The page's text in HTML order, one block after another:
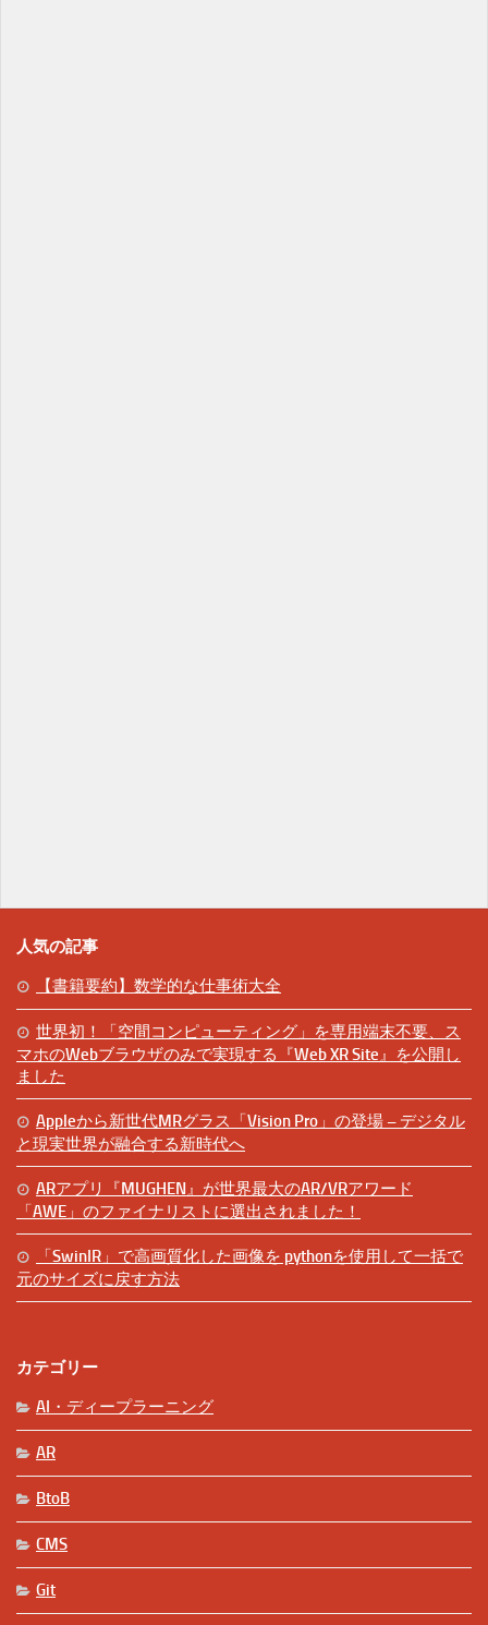
人気の記事
【書籍要約】数学的な仕事術大全
世界初！「空間コンピューティング」を専用端末不要、ス
マホのWebブラウザのみで実現する『Web XR Site』を公開し
ました
Appleから新世代MRグラス「Vision Pro」の登場 – デジタル
と現実世界が融合する新時代へ
ARアプリ『MUGHEN』が世界最大のAR/VRアワード
「AWE」のファイナリストに選出されました！
「SwinIR」で高画質化した画像を pythonを使用して一括で
元のサイズに戻す方法
カテゴリー
AI・ディープラーニング
AR
BtoB
CMS
Git